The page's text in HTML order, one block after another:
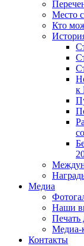
Место
Кто
к
Медиа
Наши
Печать
Медиа-
Контакты